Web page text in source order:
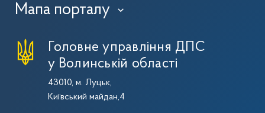
Мапа порталу ›
Головне управління ДПС
у Волинській області
43010, м. Луцьк,
Київський майдан,4